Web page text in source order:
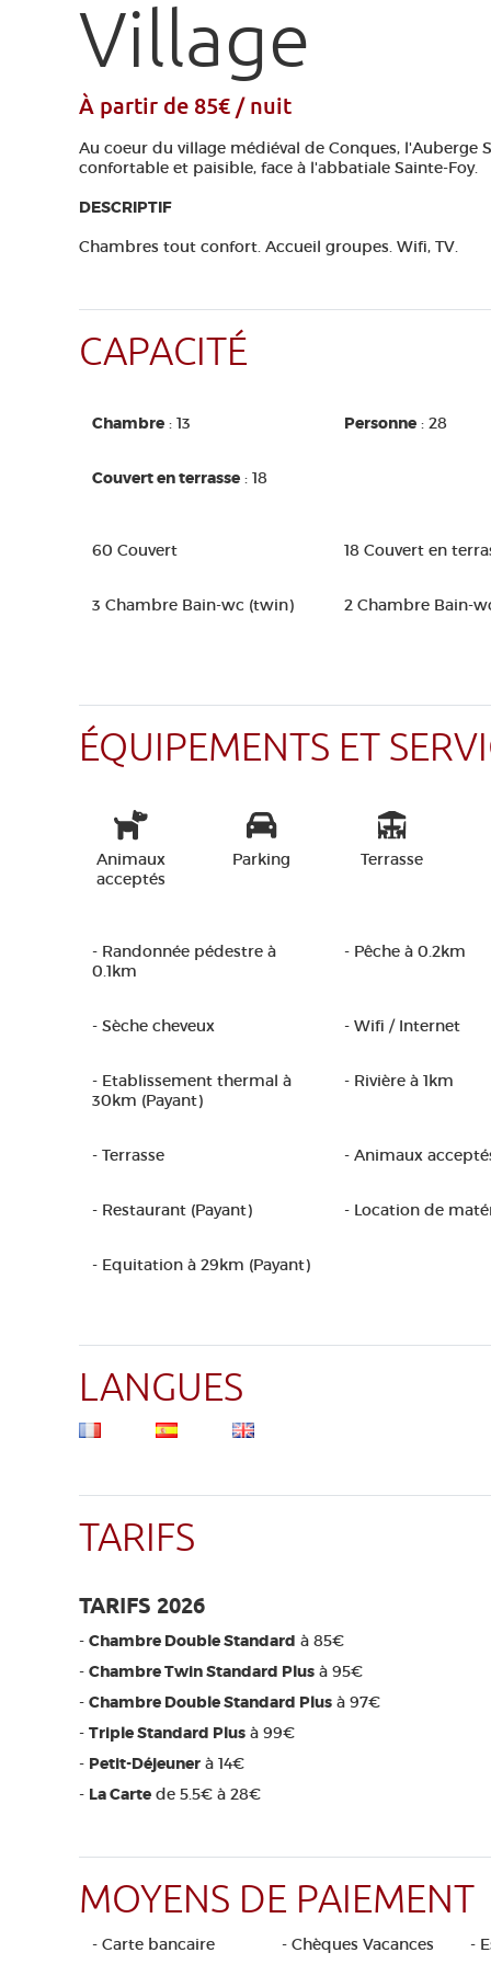
Village
À partir de 85€ / nuit
Au coeur du village médiéval de Conques, l'Auberge
confortable et paisible, face à l'abbatiale Sainte-Foy.
DESCRIPTIF
Chambres tout confort. Accueil groupes. Wifi, TV.
CAPACITÉ
Chambre : 13 Personne : 28
Couvert en terrasse : 18
60 Couvert 18 Couvert en
3 Chambre Bain-wc (twin) 2 Chambre Bain-
ÉQUIPEMENTS ET
Animaux
acceptés
Parking Terrasse
- Randonnée pédestre à
0.1km
- Pêche à 0.2km
- Sèche cheveux - Wifi / Internet
- Etablissement thermal à
30km (Payant)
- Rivière à 1km
- Terrasse - Animaux
- Restaurant (Payant) - Location de
- Equitation à 29km (Payant)
LANGUES
TARIFS
TARIFS 2026
- Chambre Double Standard à 85€
- Chambre Twin Standard Plus à 95€
- Chambre Double Standard Plus à 97€
- Triple Standard Plus à 99€
- Petit-Déjeuner à 14€
- La Carte de 5.5€ à 28€
MOYENS DE PAIEMENT
- Carte bancaire - Chèques Vacances -